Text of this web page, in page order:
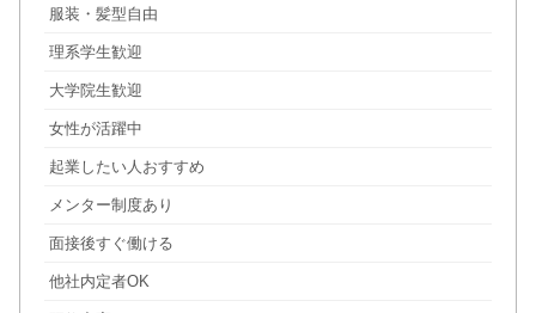
服装・髪型自由
理系学生歓迎
大学院生歓迎
女性が活躍中
起業したい人おすすめ
メンター制度あり
面接後すぐ働ける
他社内定者OK